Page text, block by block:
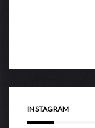
INSTAGRAM